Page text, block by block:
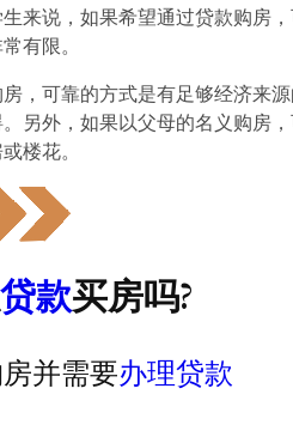
来说，如果希望通过贷款购房
有限。
，可靠的方式是有足够经济来
另外，如果以父母的名义购房
楼花。
贷款买房吗?
并需要办理贷款